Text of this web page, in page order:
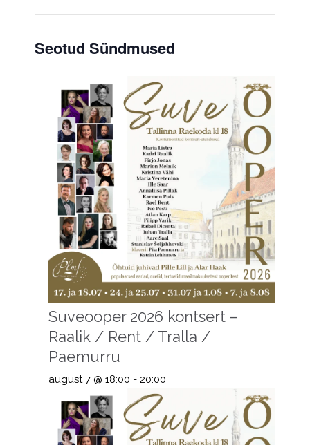
Seotud Sündmused
Suveooper 2026 kontsert –
Raalik / Rent / Tralla /
Paemurru
august 7 @ 18:00 - 20:00